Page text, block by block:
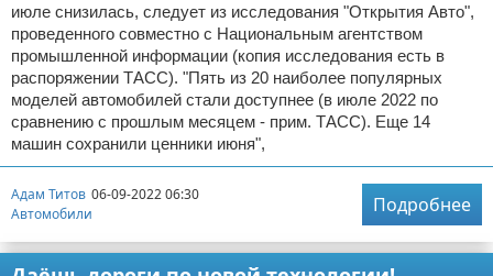
июле снизилась, следует из исследования "Открытия Авто",
проведенного совместно с Национальным агентством
промышленной информации (копия исследования есть в
распоряжении ТАСС). "Пять из 20 наиболее популярных
моделей автомобилей стали доступнее (в июле 2022 по
сравнению с прошлым месяцем - прим. ТАСС). Еще 14
машин сохранили ценники июня",
Адам Титов 06-09-2022 06:30
Автомобили
Подробнее